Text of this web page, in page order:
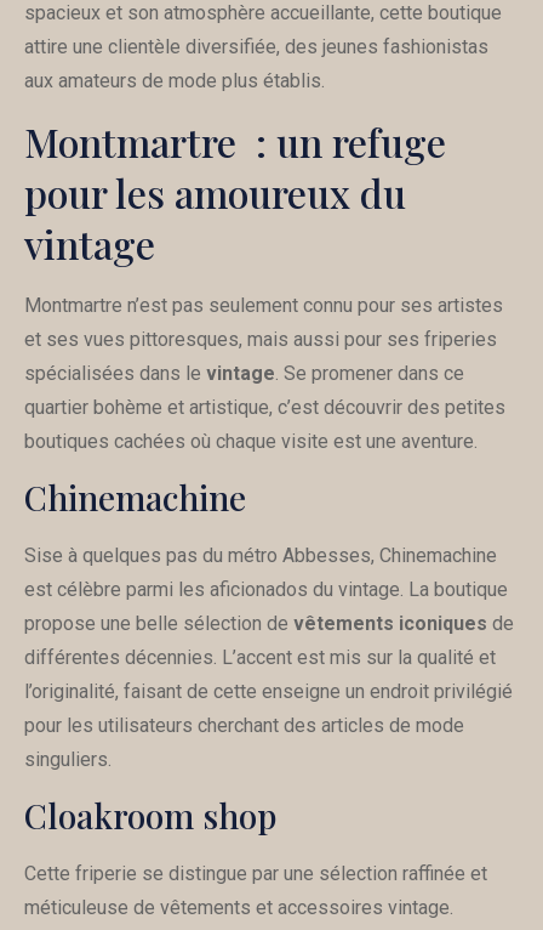
spacieux et son atmosphère accueillante, cette boutique
attire une clientèle diversifiée, des jeunes fashionistas
aux amateurs de mode plus établis.
Montmartre : un refuge
pour les amoureux du
vintage
Montmartre n’est pas seulement connu pour ses artistes
et ses vues pittoresques, mais aussi pour ses friperies
spécialisées dans le vintage . Se promener dans ce
quartier bohème et artistique, c’est découvrir des petites
boutiques cachées où chaque visite est une aventure.
Chinemachine
Sise à quelques pas du métro Abbesses, Chinemachine
est célèbre parmi les aficionados du vintage. La boutique
propose une belle sélection de vêtements iconiques de
différentes décennies. L’accent est mis sur la qualité et
l’originalité, faisant de cette enseigne un endroit privilégié
pour les utilisateurs cherchant des articles de mode
singuliers.
Cloakroom shop
Cette friperie se distingue par une sélection raffinée et
méticuleuse de vêtements et accessoires vintage.